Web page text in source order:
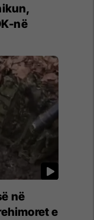
në
në
e